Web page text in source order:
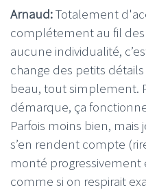
Arnaud:Totalement
complétement au fil des
aucune individualité,
change des petits
beau, tout simplement.
démarque, ça
Parfois moins bien, mais
s’en rendent compte
monté progressivement
comme si on respirait